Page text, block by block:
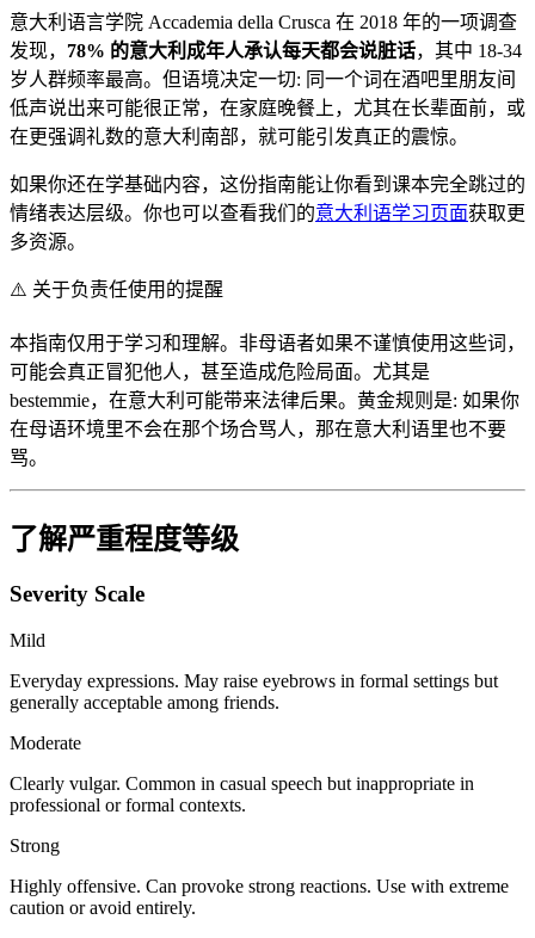
意大利语言学院 Accademia della Crusca 在 2018 年的一项调查
发现， 78% 的意大利成年人承认每天都会说脏话，其中 18-34
岁人群频率最高。但语境决定一切: 同一个词在酒吧里朋友间
低声说出来可能很正常，在家庭晚餐上，尤其在长辈面前，或
在更强调礼数的意大利南部，就可能引发真正的震惊。
如果你还在学基础内容，这份指南能让你看到课本完全跳过的
情绪表达层级。你也可以查看我们的意大利语学习页面获取更
多资源。
⚠️ 关于负责任使用的提醒
本指南仅用于学习和理解。非母语者如果不谨慎使用这些词，
可能会真正冒犯他人，甚至造成危险局面。尤其是
bestemmie，在意大利可能带来法律后果。黄金规则是: 如果你
在母语环境里不会在那个场合骂人，那在意大利语里也不要
骂。
了解严重程度等级
Severity Scale
Mild
Everyday expressions. May raise eyebrows in formal settings but
generally acceptable among friends.
Moderate
Clearly vulgar. Common in casual speech but inappropriate in
professional or formal contexts.
Strong
Highly offensive. Can provoke strong reactions. Use with extreme
caution or avoid entirely.